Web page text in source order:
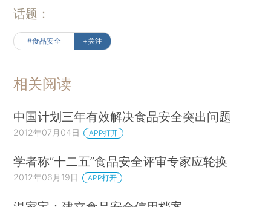
话题：
#食品安全 +关注
相关阅读
中国计划三年有效解决食品安全突出问题
2012年07月04日 APP打开
学者称“十二五”食品安全评审专家应轮换
2012年06月19日 APP打开